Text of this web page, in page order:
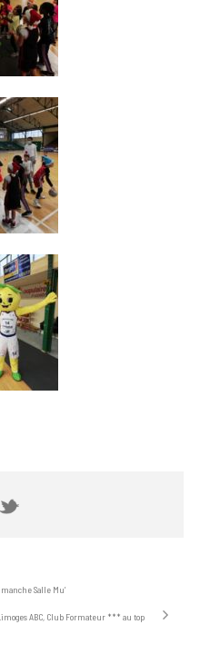
Salle Mu’
ABC, Club Formateur *** au top